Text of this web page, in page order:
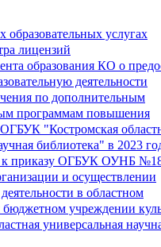
образовательных услугах
лицензий
образования КО о
деятельности
по дополнительным
программам повышения
"Костромская
библиотека" в 2023
приказу ОГБУК ОУНБ
и осуществлении
в областном
бюджетном учреждении
универсальная